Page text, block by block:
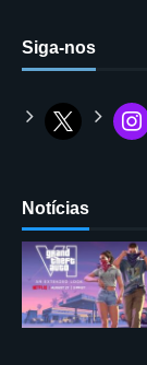
Siga-nos
Notícias